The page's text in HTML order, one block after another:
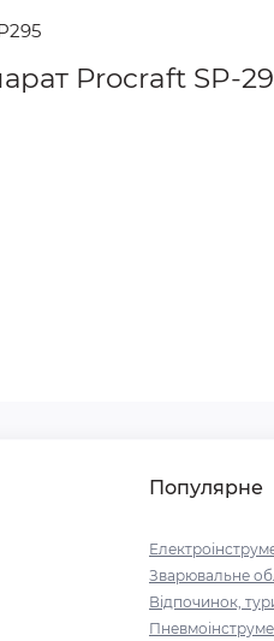
Procraft SP-
Популярне
Зварювальне
Відпочинок,